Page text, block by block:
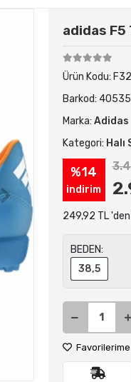
adidas F5
Ürün Kodu:
Barkod:
Marka: Adidas
Kategori: Halı
%14
indirim
249,92 TL
BEDEN:
38,5